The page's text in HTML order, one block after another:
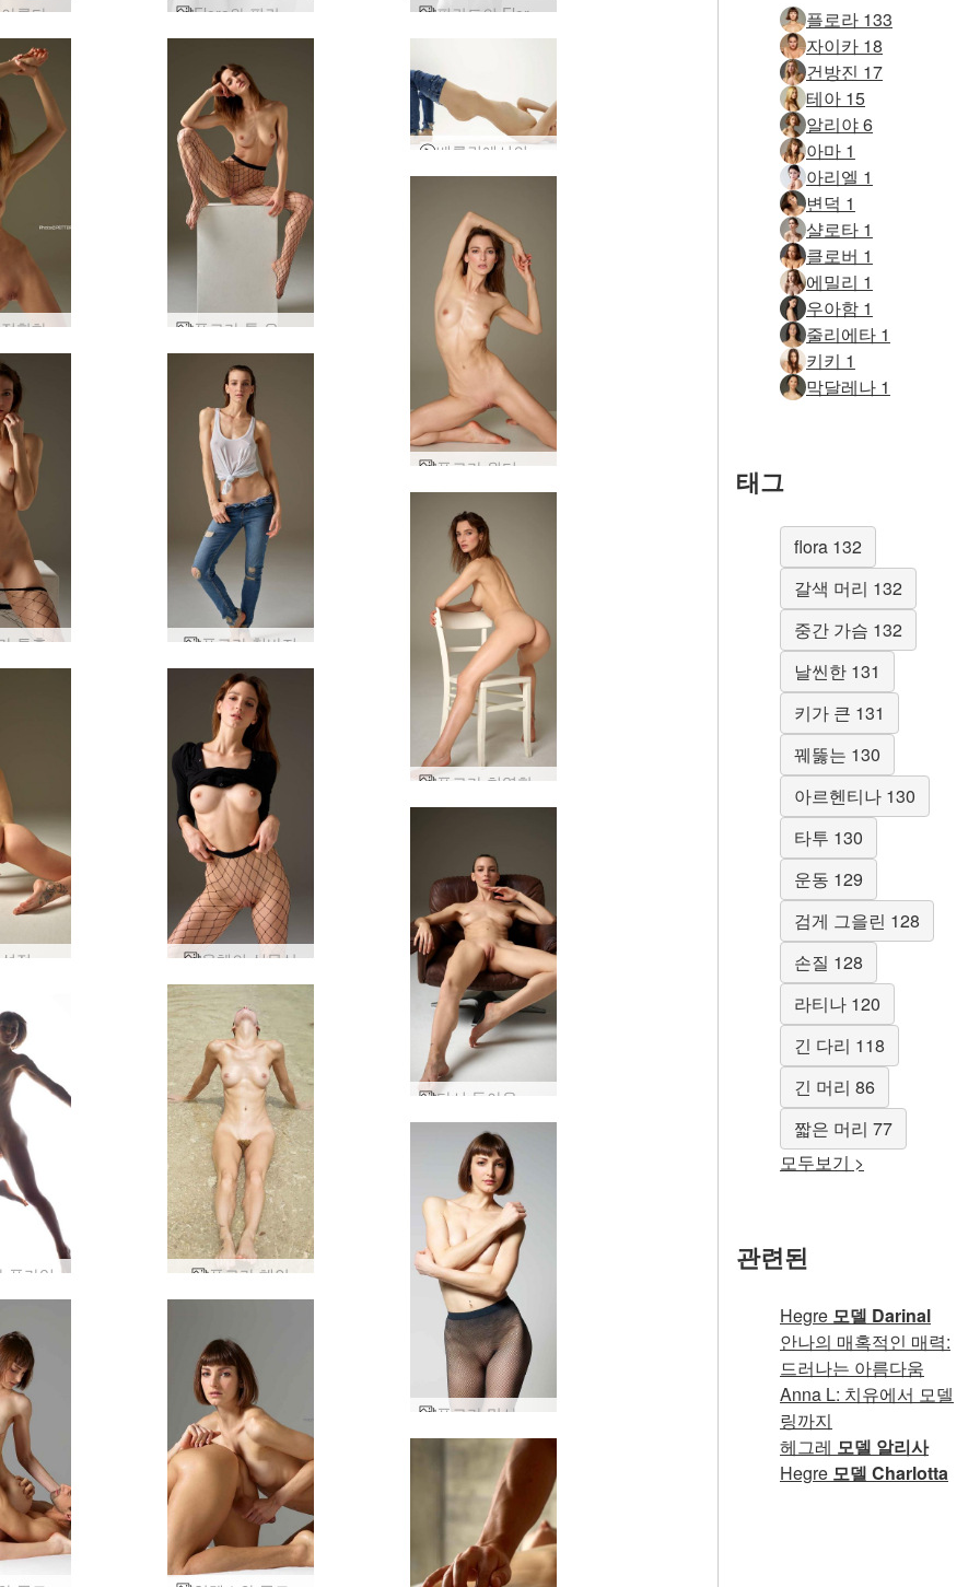
플로라 아름다운 엉덩이 Flora와 핀란드의 Alex Tom이 2부를 추모합니다. 핀란드의 Flora와 Mike Tom이 1부를 추모합니다.
플로라 적합하고 재미 플로라 톤 유혹자
베를린에서의 플로라 사진 촬영
투혼 플로라 청바지
육체의 식물상
플라잉 플로라 해안
플로라 133
자이카 18
건방진 17
테아 15
알리야 6
아마 1
아리엘 1
변덕 1
샬로타 1
클로버 1
에밀리 1
우아함 1
줄리에타 1
키키 1
막달레나 1
태그
flora 132
갈색 머리 132
중간 가슴 132
날씬한 131
키가 큰 131
꿰뚫는 130
아르헨티나 130
타투 130
운동 129
검게 그을린 128
손질 128
라티나 120
긴 다리 118
긴 머리 86
짧은 머리 77
모두보기 >
관련된
Hegre 모델 Darinal
안나의 매혹적인 매력:
드러나는 아름다움
Anna L: 치유에서 모델
링까지
헤그레 모델 알리사
Hegre 모델 Charlotta